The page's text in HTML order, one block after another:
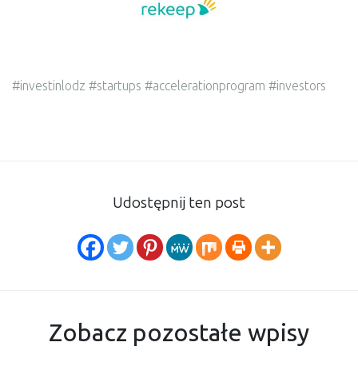
#investinlodz #startups #accelerationprogram #investors
Udostępnij ten post
Zobacz pozostałe wpisy